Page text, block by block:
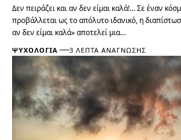
Δεν πειράζει και αν δεν είμαι καλά!... Σε έναν
προβάλλεται ως το απόλυτο ιδανικό, η
αν δεν είμαι καλά» αποτελεί μια…
ΨΥΧΟΛΟΓΊΑ 3 ΛΕΠΤΆ ΑΝΆΓΝΩΣΗΣ